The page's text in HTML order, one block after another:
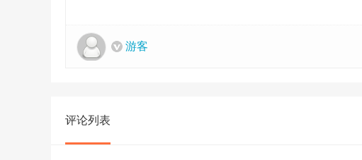
游客
评论列表